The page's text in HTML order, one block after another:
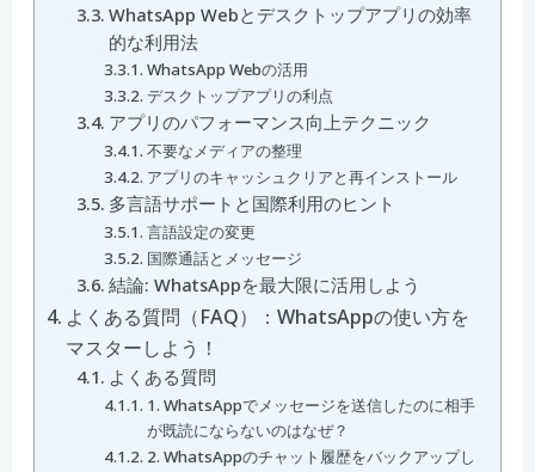
WhatsApp Webとデスクトップアプリの効率
的な利用法
WhatsApp Webの活用
デスクトップアプリの利点
アプリのパフォーマンス向上テクニック
不要なメディアの整理
アプリのキャッシュクリアと再インストール
多言語サポートと国際利用のヒント
言語設定の変更
国際通話とメッセージ
結論: WhatsAppを最大限に活用しよう
よくある質問（FAQ）：WhatsAppの使い方を
マスターしよう！
よくある質問
1. WhatsAppでメッセージを送信したのに相手
が既読にならないのはなぜ？
2. WhatsAppのチャット履歴をバックアップし